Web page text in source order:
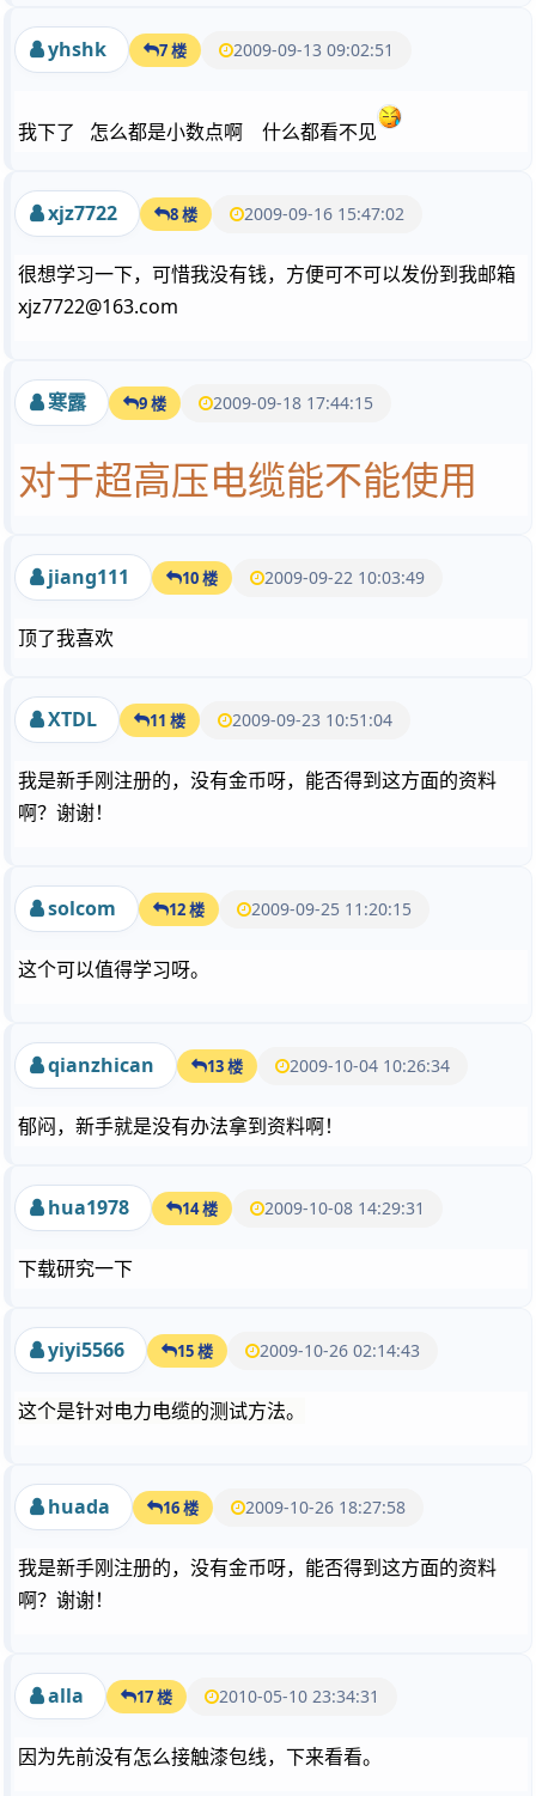
yhshk 7 楼 2009-09-13 09:02:51
我下了 怎么都是小数点啊 什么都看不见
xjz7722 8 楼 2009-09-16 15:47:02
很想学习一下，可惜我没有钱，方便可不可以发份到我邮箱
xjz7722@163.com
寒露 9 楼 2009-09-18 17:44:15
对于超高压电缆能不能使用
jiang111 10 楼 2009-09-22 10:03:49
顶了我喜欢
XTDL 11 楼 2009-09-23 10:51:04
我是新手刚注册的，没有金币呀，能否得到这方面的资料
啊？谢谢！
solcom 12 楼 2009-09-25 11:20:15
这个可以值得学习呀。
qianzhican 13 楼 2009-10-04 10:26:34
郁闷，新手就是没有办法拿到资料啊！
hua1978 14 楼 2009-10-08 14:29:31
下载研究一下
yiyi5566 15 楼 2009-10-26 02:14:43
这个是针对电力电缆的测试方法。
huada 16 楼 2009-10-26 18:27:58
我是新手刚注册的，没有金币呀，能否得到这方面的资料
啊？谢谢！
alla 17 楼 2010-05-10 23:34:31
因为先前没有怎么接触漆包线，下来看看。